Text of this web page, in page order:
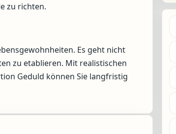
zu richten.
Es geht nicht
zu etablieren. Mit realistischen
Geduld können Sie langfristig